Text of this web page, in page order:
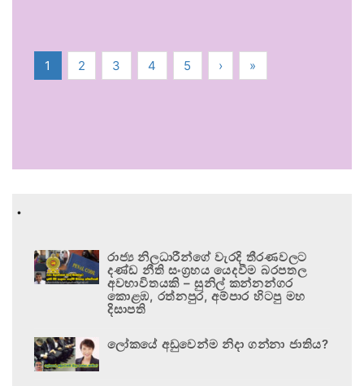
1 2 3 4 5 › »
.
රාජ්‍ය නිලධාරීන්ගේ වැරදි තීරණවලට
දණ්ඩ නීති සංග්‍රහය යෙදවීම බරපතල
අවභාවිතයකි – සුනිල් කන්නන්ගර
කොළඹ, රත්නපුර, අම්පාර හිටපු මහ
දිසාපති
ලෝකයේ අඩුවෙන්ම නිදා ගන්නා ජාතිය?